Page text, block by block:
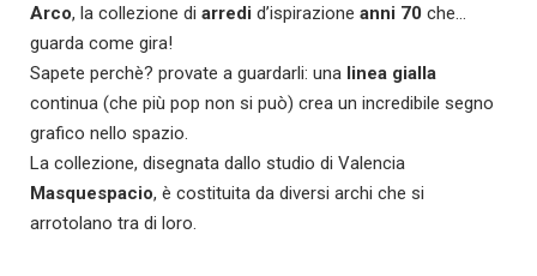
Arco, la collezione di arredi d’ispirazione anni 70 che…
guarda come gira!
Sapete perchè? provate a guardarli: una linea gialla
continua (che più pop non si può) crea un incredibile segno
grafico nello spazio.
La collezione, disegnata dallo studio di Valencia
Masquespacio, è costituita da diversi archi che si
arrotolano tra di loro.